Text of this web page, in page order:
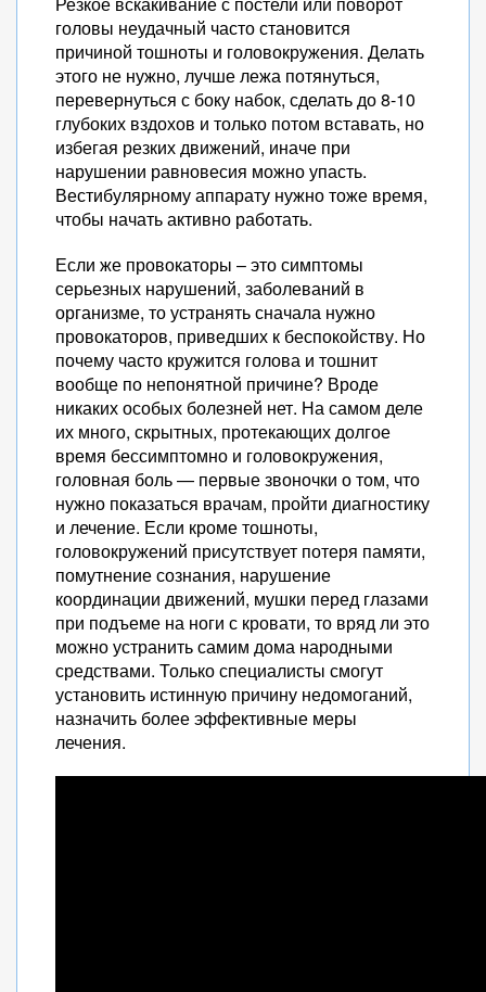
головы неудачный часто становится
причиной тошноты и головокружения. Делать
этого не нужно, лучше лежа потянуться,
перевернуться с боку набок, сделать до 8-10
глубоких вздохов и только потом вставать, но
избегая резких движений, иначе при
нарушении равновесия можно упасть.
Вестибулярному аппарату нужно тоже время,
чтобы начать активно работать.
Если же провокаторы – это симптомы
серьезных нарушений, заболеваний в
организме, то устранять сначала нужно
провокаторов, приведших к беспокойству. Но
почему часто кружится голова и тошнит
вообще по непонятной причине? Вроде
никаких особых болезней нет. На самом деле
их много, скрытных, протекающих долгое
время бессимптомно и головокружения,
головная боль — первые звоночки о том, что
нужно показаться врачам, пройти диагностику
и лечение. Если кроме тошноты,
головокружений присутствует потеря памяти,
помутнение сознания, нарушение
координации движений, мушки перед глазами
при подъеме на ноги с кровати, то вряд ли это
можно устранить самим дома народными
средствами. Только специалисты смогут
установить истинную причину недомоганий,
назначить более эффективные меры
лечения.